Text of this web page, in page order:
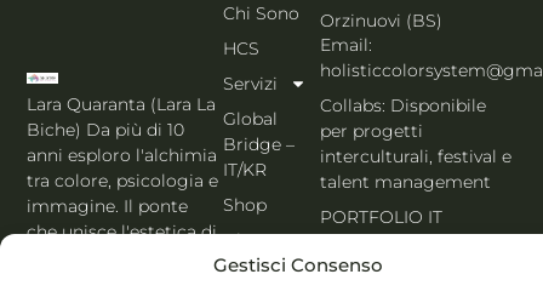
Gestisci Consenso
Lara Quaranta (Lara La
Biche) Da più di 10
anni esploro l'alchimia
tra colore, psicologia e
immagine. Il ponte
che unisce l'estetica di
Chi Sono
HCS
Servizi
Global
Bridge –
IT/KR
Shop
Blog
Contatti
Orzinuovi (BS)
Email:
Collabs: Disponibile
per progetti
interculturali, festival e
talent management
PORTFOLIO IT